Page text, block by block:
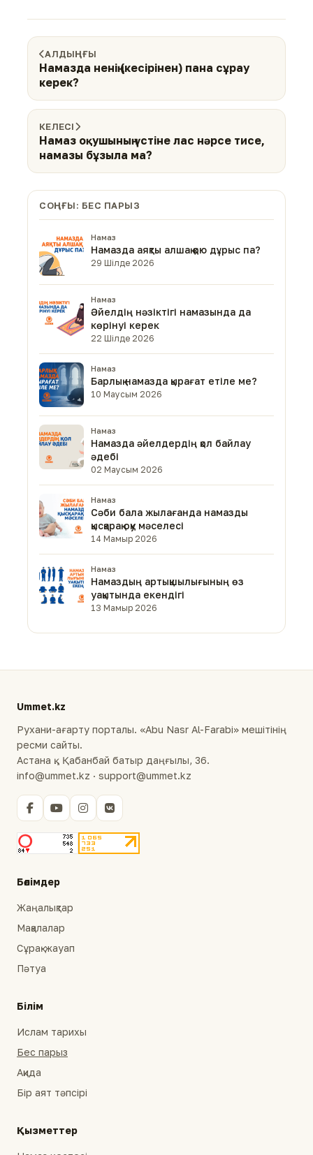
АЛДЫҢҒЫ
Намазда ненің (кесірінен) пана сұрау
керек?
КЕЛЕСІ
Намаз оқушының үстіне лас нәрсе тисе,
намазы бұзыла ма?
СОҢҒЫ: БЕС ПАРЫЗ
Намаз
Намазда аяқты алшақ қою дұрыс па?
29 Шілде 2026
Намаз
Әйелдің нәзіктігі намазында да
көрінуі керек
22 Шілде 2026
Намаз
Барлық намазда қырағат етіле ме?
10 Маусым 2026
Намаз
Намазда әйелдердің қол байлау
әдебі
02 Маусым 2026
Намаз
Сәби бала жылағанда намазды
қысқарақ оқу мәселесі
14 Мамыр 2026
Намаз
Намаздың артықшылығының өз
уақытында екендігі
13 Мамыр 2026
Ummet.kz
Рухани-ағарту порталы. «Abu Nasr Al-Farabi» мешітінің
ресми сайты.
Астана қ., Қабанбай батыр даңғылы, 36.
info@ummet.kz · support@ummet.kz
Бөлімдер
Жаңалықтар
Мақалалар
Сұрақ-жауап
Пәтуа
Білім
Ислам тарихы
Бес парыз
Ақида
Бір аят тәпсірі
Қызметтер